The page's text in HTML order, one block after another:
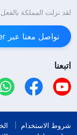
لقد نزلت المملكة
تواصل معنا عبر Messenger
اتبعنا
شروط الاستخدام